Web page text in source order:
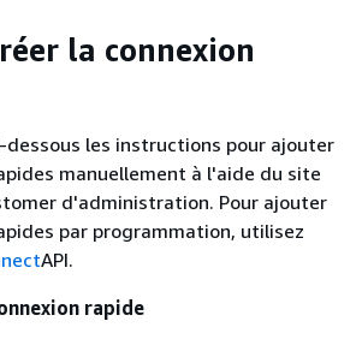
la connexion
dessous les instructions pour ajouter
manuellement à l'aide du site
d'administration. Pour ajouter
par programmation, utilisez
API.
rapide